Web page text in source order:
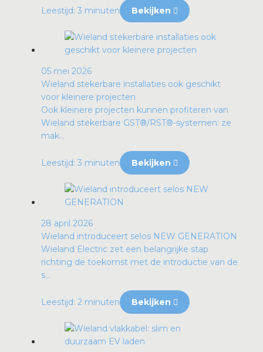
Leestijd: 3 minuten Bekijken
05 mei 2026
Wieland stekerbare installaties ook geschikt
voor kleinere projecten
Ook kleinere projecten kunnen profiteren van
Wieland stekerbare GST®/RST®-systemen: ze
mak...
Leestijd: 3 minuten Bekijken
28 april 2026
Wieland introduceert selos NEW GENERATION
Wieland Electric zet een belangrijke stap
richting de toekomst met de introductie van de
s...
Leestijd: 2 minuten Bekijken